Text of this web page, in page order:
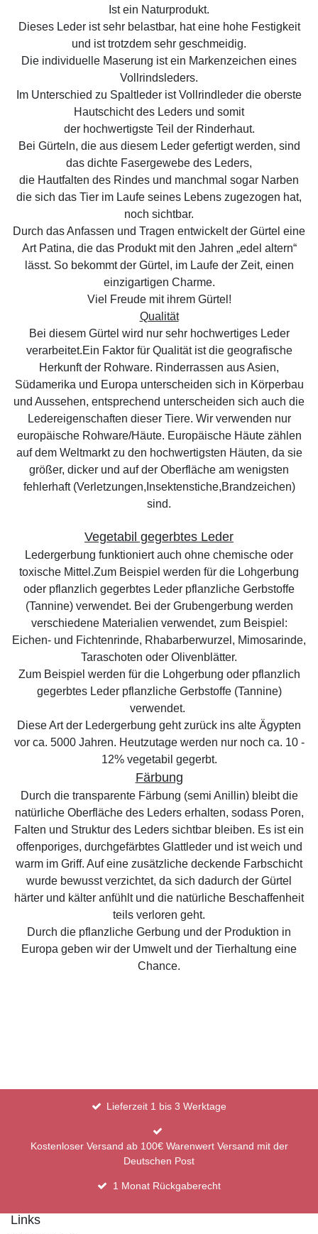
Ist ein Naturprodukt.
Dieses Leder ist sehr belastbar, hat eine hohe Festigkeit
und ist trotzdem sehr geschmeidig.
Die individuelle Maserung ist ein Markenzeichen eines
Vollrindsleders.
Im Unterschied zu Spaltleder ist Vollrindleder die oberste
Hautschicht des Leders und somit
der hochwertigste Teil der Rinderhaut.
Bei Gürteln, die aus diesem Leder gefertigt werden, sind
das dichte Fasergewebe des Leders,
die Hautfalten des Rindes und manchmal sogar Narben
die sich das Tier im Laufe seines Lebens zugezogen hat,
noch sichtbar.
Durch das Anfassen und Tragen entwickelt der Gürtel eine
Art Patina, die das Produkt mit den Jahren „edel altern“
lässt. So bekommt der Gürtel, im Laufe der Zeit, einen
einzigartigen Charme.
Viel Freude mit ihrem Gürtel!
Qualität
Bei diesem Gürtel wird nur sehr hochwertiges Leder
verarbeitet.Ein Faktor für Qualität ist die geografische
Herkunft der Rohware. Rinderrassen aus Asien,
Südamerika und Europa unterscheiden sich in Körperbau
und Aussehen, entsprechend unterscheiden sich auch die
Ledereigenschaften dieser Tiere. Wir verwenden nur
europäische Rohware/Häute. Europäische Häute zählen
auf dem Weltmarkt zu den hochwertigsten Häuten, da sie
größer, dicker und auf der Oberfläche am wenigsten
fehlerhaft (Verletzungen,Insektenstiche,Brandzeichen)
sind.
Vegetabil gegerbtes Leder
Ledergerbung funktioniert auch ohne chemische oder
toxische Mittel.Zum Beispiel werden für die Lohgerbung
oder pflanzlich gegerbtes Leder pflanzliche Gerbstoffe
(Tannine) verwendet. Bei der Grubengerbung werden
verschiedene Materialien verwendet, zum Beispiel:
Eichen- und Fichtenrinde, Rhabarberwurzel, Mimosarinde,
Taraschoten oder Olivenblätter.
Zum Beispiel werden für die Lohgerbung oder pflanzlich
gegerbtes Leder pflanzliche Gerbstoffe (Tannine)
verwendet.
Diese Art der Ledergerbung geht zurück ins alte Ägypten
vor ca. 5000 Jahren. Heutzutage werden nur noch ca. 10 -
12% vegetabil gegerbt.
Färbung
Durch die transparente Färbung (semi Anillin) bleibt die
natürliche Oberfläche des Leders erhalten, sodass Poren,
Falten und Struktur des Leders sichtbar bleiben. Es ist ein
offenporiges, durchgefärbtes Glattleder und ist weich und
warm im Griff. Auf eine zusätzliche deckende Farbschicht
wurde bewusst verzichtet, da sich dadurch der Gürtel
härter und kälter anfühlt und die natürliche Beschaffenheit
teils verloren geht.
Durch die pflanzliche Gerbung und der Produktion in
Europa geben wir der Umwelt und der Tierhaltung eine
Chance.
Lieferzeit 1 bis 3 Werktage
Kostenloser Versand ab 100€ Warenwert Versand mit der
Deutschen Post
1 Monat Rückgaberecht
Links